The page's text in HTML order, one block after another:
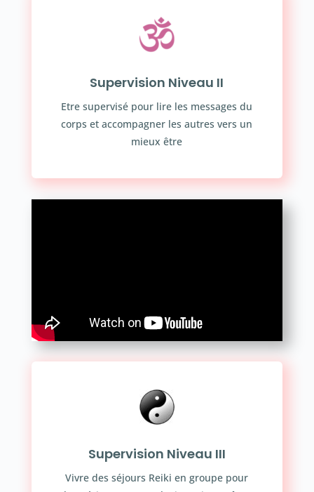
Supervision Niveau II
Etre supervisé pour lire les messages du
corps et accompagner les autres vers un
mieux être
Supervision Niveau III
Vivre des séjours Reiki en groupe pour